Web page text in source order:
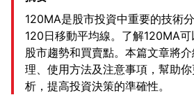
120MA是股市投資中重要的技術
120日移動平均線。了解120MA
股市趨勢和買賣點。本篇文章將
理、使用方法及注意事項，幫助
析，提高投資決策的準確性。